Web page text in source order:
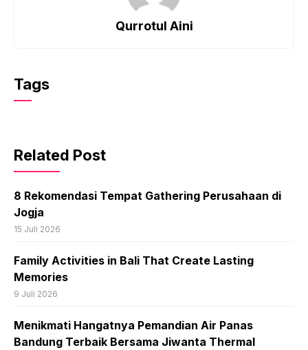
Qurrotul Aini
Tags
Related Post
8 Rekomendasi Tempat Gathering Perusahaan di
Jogja
15 Juli 2026
Family Activities in Bali That Create Lasting
Memories
9 Juli 2026
Menikmati Hangatnya Pemandian Air Panas
Bandung Terbaik Bersama Jiwanta Thermal